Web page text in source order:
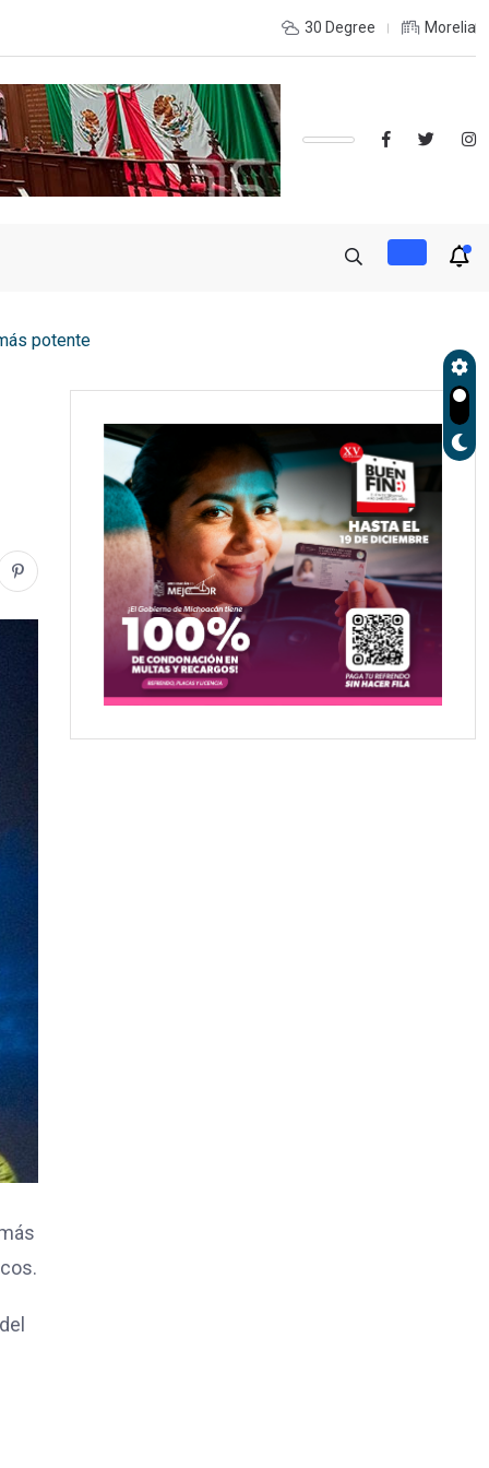
RECONSTRUCCIÓN DEL TEJIDO SOCIAL, INVITA RECTORA
30 Degree Morelia
potente